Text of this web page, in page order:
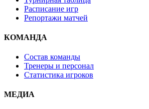
Расписание игр
Репортажи матчей
КОМАНДА
Состав команды
Тренеры и персонал
Статистика игроков
МЕДИА